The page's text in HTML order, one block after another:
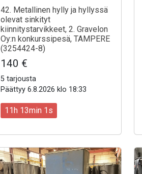
42. Metallinen hylly ja hyllyssä
olevat sinkityt
kiinnitystarvikkeet, 2. Gravelon
Oy:n konkurssipesä, TAMPERE
(3254424-8)
140 €
5 tarjousta
Päättyy 6.8.2026 klo 18:33
11h 12min 59s